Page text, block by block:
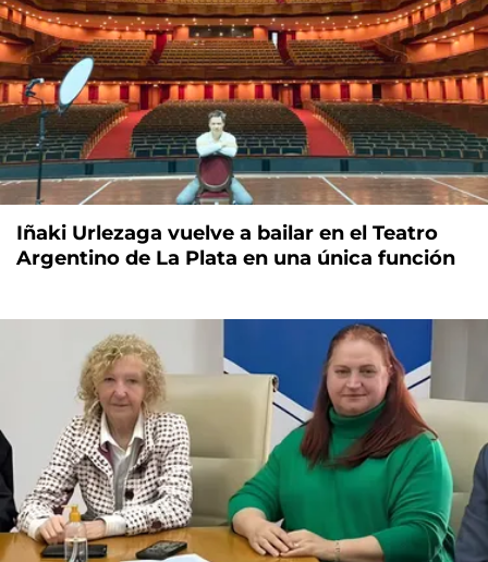
Iñaki Urlezaga vuelve a bailar en el Teatro
Argentino de La Plata en una única función